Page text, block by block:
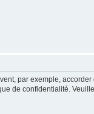
par exemple,
de confidentialité.